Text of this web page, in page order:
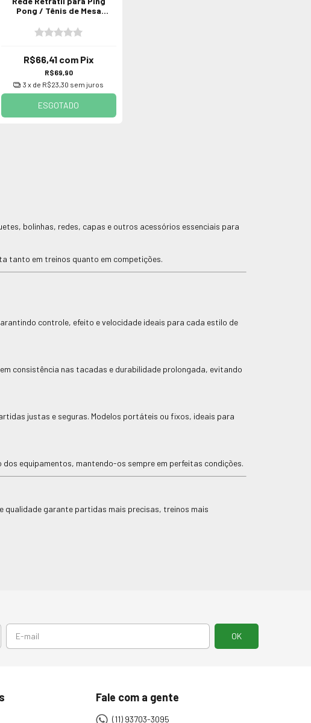
Pong / Tênis de Mesa
R$69,90
R$66,41 com Pix
3 x de R$23,30 sem juros
ESGOTADO
bolinhas, redes, capas e outros acessórios essenciais para
tanto em treinos quanto em competições.
controle, efeito e velocidade ideais para cada estilo de
consistência nas tacadas e durabilidade prolongada, evitando
justas e seguras. Modelos portáteis ou fixos, ideais para
equipamentos, mantendo-os sempre em perfeitas condições.
qualidade garante partidas mais precisas, treinos mais
Fale com a gente
(11) 93703-3095